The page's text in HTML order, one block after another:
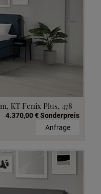
KT Fenix Plus, 478
4.370,00 € Sonderpreis
Anfrage